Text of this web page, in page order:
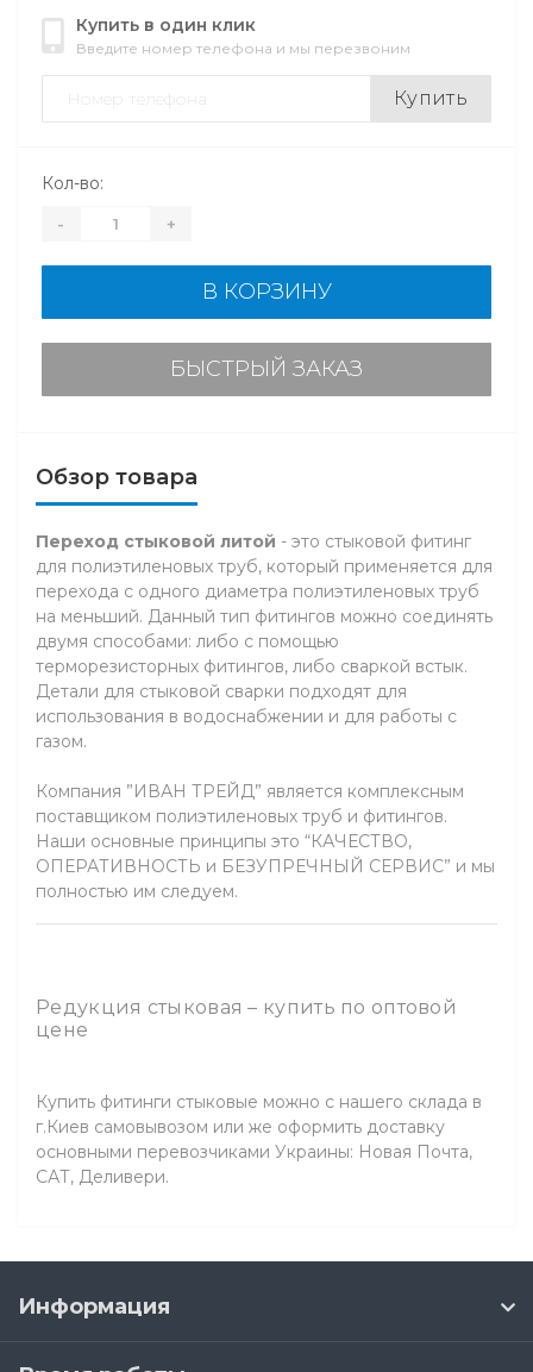
Купить в один клик
Введите номер телефона и мы перезвоним
Купить
Кол-во:
- +
В КОРЗИНУ
БЫСТРЫЙ ЗАКАЗ
Обзор товара
Переход стыковой литой - это стыковой фитинг
для полиэтиленовых труб, который применяется для
перехода с одного диаметра полиэтиленовых труб
на меньший. Данный тип фитингов можно соединять
двумя способами: либо с помощью
терморезисторных фитингов, либо сваркой встык.
Детали для стыковой сварки подходят для
использования в водоснабжении и для работы с
газом.
Компания ”ИВАН ТРЕЙД” является комплексным
поставщиком полиэтиленовых труб и фитингов.
Наши основные принципы это “КАЧЕСТВО,
ОПЕРАТИВНОСТЬ и БЕЗУПРЕЧНЫЙ СЕРВИС” и мы
полностью им следуем.
Редукция стыковая – купить по оптовой
цене
Купить фитинги стыковые можно с нашего склада в
г.Киев самовывозом или же оформить доставку
основными перевозчиками Украины: Новая Почта,
САТ, Деливери.
Информация